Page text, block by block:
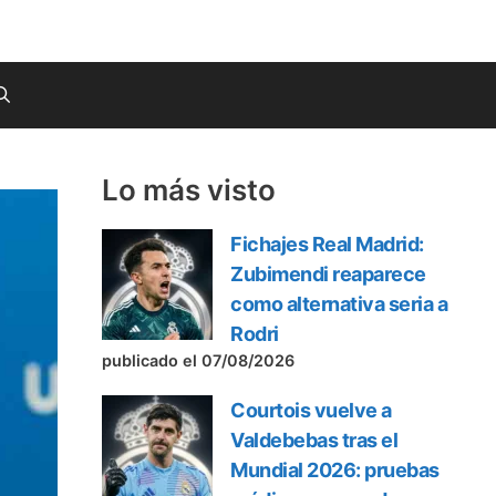
Lo más visto
Fichajes Real Madrid:
Zubimendi reaparece
como alternativa seria a
Rodri
publicado el 07/08/2026
Courtois vuelve a
Valdebebas tras el
Mundial 2026: pruebas